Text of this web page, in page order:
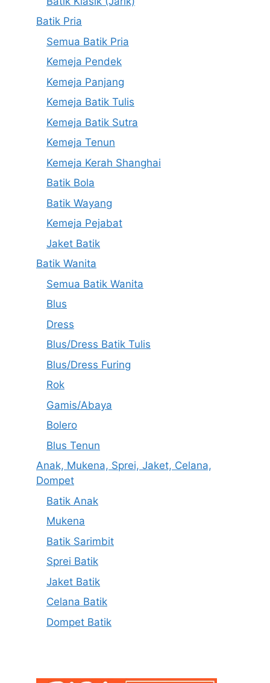
Batik Pria
Semua Batik Pria
Kemeja Pendek
Kemeja Panjang
Kemeja Batik Tulis
Kemeja Batik Sutra
Kemeja Tenun
Kemeja Kerah Shanghai
Batik Bola
Batik Wayang
Kemeja Pejabat
Jaket Batik
Batik Wanita
Semua Batik Wanita
Blus
Dress
Blus/Dress Batik Tulis
Blus/Dress Furing
Rok
Gamis/Abaya
Bolero
Blus Tenun
Anak, Mukena, Sprei, Jaket, Celana,
Dompet
Batik Anak
Mukena
Batik Sarimbit
Sprei Batik
Jaket Batik
Celana Batik
Dompet Batik